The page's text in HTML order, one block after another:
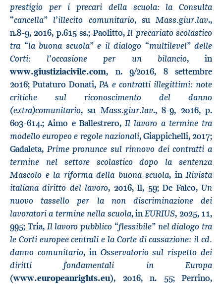
prestigio per i precari della scuola: la Consulta
“cancella” l’illecito comunitario, su Mass.giur.lav.,
n.8-9, 2016, p.615 ss.; Paolitto,Il precariato scolastico
tra “la buona scuola” e il dialogo “multilevel” delle
Corti: l’occasione per un bilancio, in
www.giustiziacivile.com, n. 9/2016, 8 settembre
2016; Putaturo Donati,PA e contratti illegittimi: note
critiche sul riconoscimento del danno
(extra)comunitario, su Mass.giur.lav., 8-9, 2016, p.
603-614.; Aimo e Ballestrero,Il lavoro a termine tra
modello europeo e regole nazionali, Giappichelli, 2017;
Gadaleta, Prime pronunce sul rinnovo dei contratti a
termine nel settore scolastico dopo la sentenza
Mascolo e la riforma della buona scuola, inRivista
italiana diritto del lavoro, 2016, II, 59; De Falco, Un
nuovo tassello per la non discriminazione dei
lavoratori a termine nella scuola, inEURIUS, 2025, 11,
995; Tria,Il lavoro pubblico “flessibile” nel dialogo tra
le Corti europee centrali e la Corte di cassazione: il cd.
danno comunitario, in Osservatorio sul rispetto dei
diritti fondamentali in Europa
(www.europeanrights.eu), 2016, n. 55; Perrino,